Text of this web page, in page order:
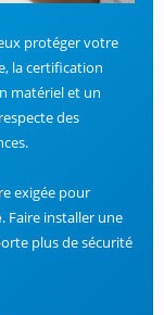
protéger votre
la certification
matériel et un
des
exigée pour
. Faire installer une
plus de sécurité